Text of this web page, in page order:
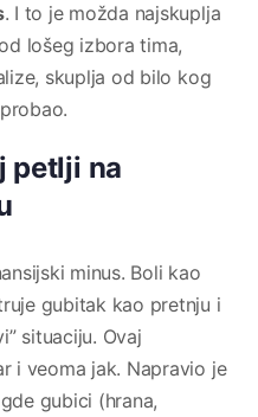
. I to je možda najskuplja
lošeg izbora tima,
skuplja od bilo kog
petlji na
minus. Boli kao
gubitak kao pretnju i
situaciju. Ovaj
i veoma jak. Napravio je
gubici (hrana,